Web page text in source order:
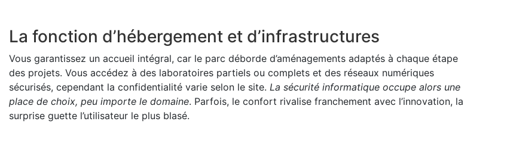
La fonction d’hébergement et d’infrastructures
Vous garantissez un accueil intégral, car le parc déborde d’aménagements adaptés à chaque étape
des projets. Vous accédez à des laboratoires partiels ou complets et des réseaux numériques
sécurisés, cependant la confidentialité varie selon le site. La sécurité informatique occupe alors une
place de choix, peu importe le domaine. Parfois, le confort rivalise franchement avec l’innovation, la
surprise guette l’utilisateur le plus blasé.